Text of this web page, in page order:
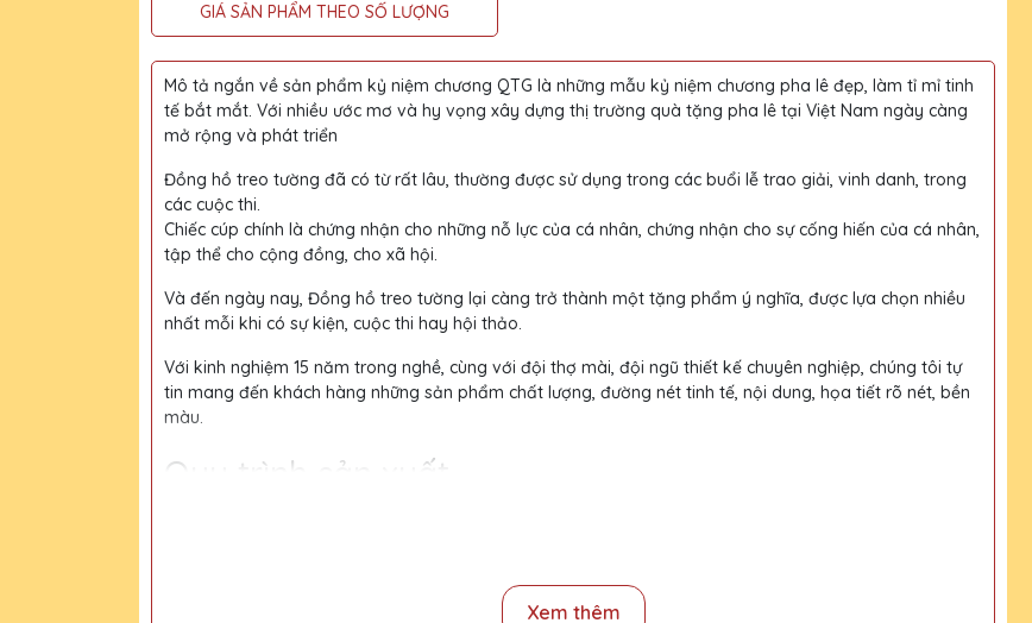
GIÁ SẢN PHẨM THEO SỐ LƯỢNG
Mô tả ngắn về sản phẩm kỷ niệm chương QTG là những mẫu kỷ niệm chương pha lê đẹp, làm tỉ mỉ tinh
tế bắt mắt. Với nhiều ước mơ và hy vọng xây dựng thị trường quà tặng pha lê tại Việt Nam ngày càng
mở rộng và phát triển
Đồng hồ treo tường đã có từ rất lâu, thường được sử dụng trong các buổi lễ trao giải, vinh danh, trong
các cuộc thi.
Chiếc cúp chính là chứng nhận cho những nỗ lực của cá nhân, chứng nhận cho sự cống hiến của cá nhân,
tập thể cho cộng đồng, cho xã hội.
Và đến ngày nay, Đồng hồ treo tường lại càng trở thành một tặng phẩm ý nghĩa, được lựa chọn nhiều
nhất mỗi khi có sự kiện, cuộc thi hay hội thảo.
Với kinh nghiệm 15 năm trong nghề, cùng với đội thợ mài, đội ngũ thiết kế chuyên nghiệp, chúng tôi tự
tin mang đến khách hàng những sản phẩm chất lượng, đường nét tinh tế, nội dung, họa tiết rõ nét, bền
màu.
Quy trình sản xuất
Xem thêm